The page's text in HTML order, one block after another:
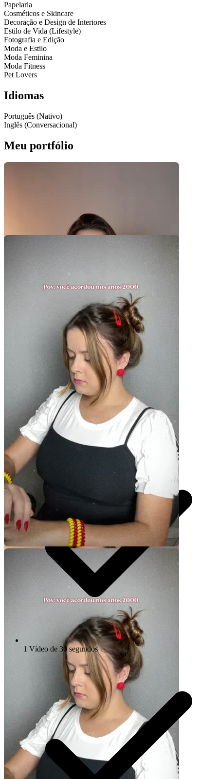
Papelaria
Cosméticos e Skincare
Decoração e Design de Interiores
Estilo de Vida (Lifestyle)
Fotografia e Edição
Moda e Estilo
Moda Feminina
Moda Fitness
Pet Lovers
Idiomas
Português (Nativo)
Inglês (Conversacional)
Meu portfólio
Pacotes UGC
Você recebe o arquivo para usar em qualquer canal.
por pedido
1 Vídeo de 30 segundos